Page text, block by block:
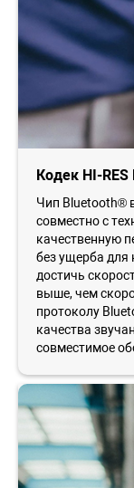
Кодек HI-RES
Чип Bluetooth®
совместно с
качественную
без ущерба для
достичь
выше, чем
протоколу
качества
совместимое